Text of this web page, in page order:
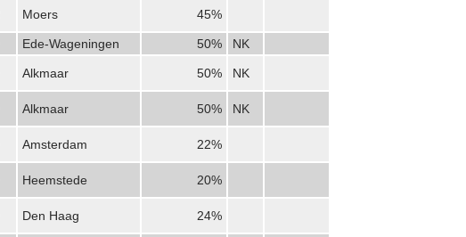
Moers 45%
Ede-Wageningen 50% NK
Alkmaar 50% NK
Alkmaar 50% NK
Amsterdam 22%
Heemstede 20%
Den Haag 24%